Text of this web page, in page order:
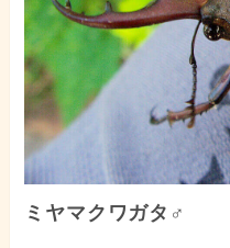
ミヤマクワガタ♂